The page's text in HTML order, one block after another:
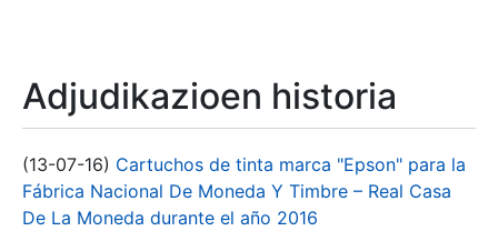
Adjudikazioen historia
(13-07-16) Cartuchos de tinta marca "Epson" para la
Fábrica Nacional De Moneda Y Timbre – Real Casa
De La Moneda durante el año 2016